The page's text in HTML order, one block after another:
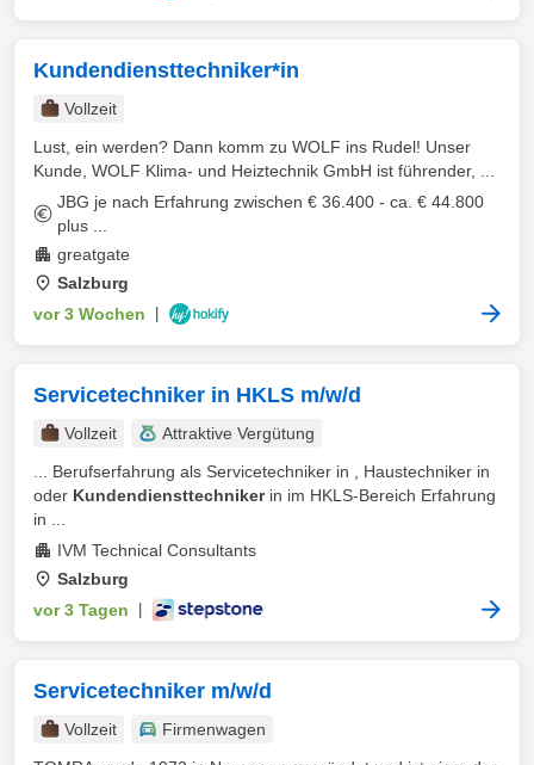
Kundendiensttechniker*in
Vollzeit
Lust, ein werden? Dann komm zu WOLF ins Rudel! Unser
Kunde, WOLF Klima- und Heiztechnik GmbH ist führender, ...
JBG je nach Erfahrung zwischen € 36.400 - ca. € 44.800
plus ...
greatgate
Salzburg
vor 3 Wochen
Servicetechniker in HKLS m/w/d
Vollzeit
Attraktive Vergütung
... Berufserfahrung als Servicetechniker in , Haustechniker in
oder Kundendiensttechnikerin im HKLS-Bereich Erfahrung
in ...
IVM Technical Consultants
Salzburg
vor 3 Tagen
Servicetechniker m/w/d
Vollzeit
Firmenwagen